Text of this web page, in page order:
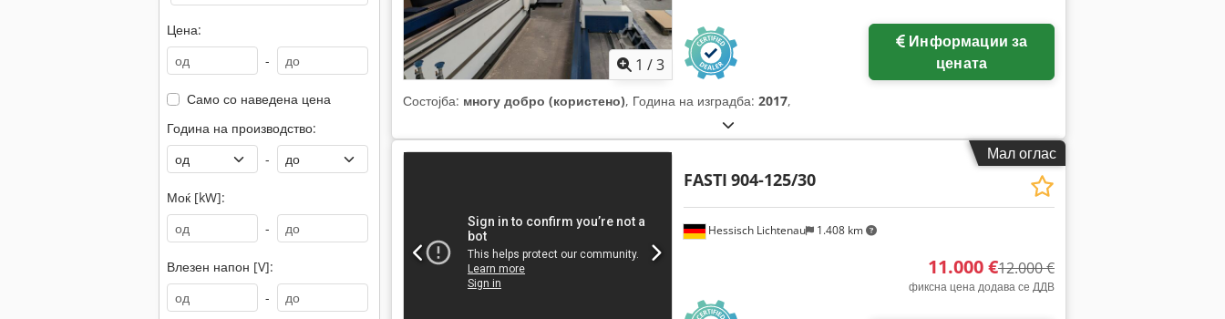
Цена:
-
Само со наведена цена
Година на производство:
-
Моќ [kW]:
-
Влезен напон [V]:
-
1 /3
цената
Состојба: многу добро (користено), Година на изградба: 2017,
Мал оглас
Hessisch Lichtenau 1.408 km
FASTI 904-125/30
11.000 €12.000 €
фиксна цена додава се ДДВ